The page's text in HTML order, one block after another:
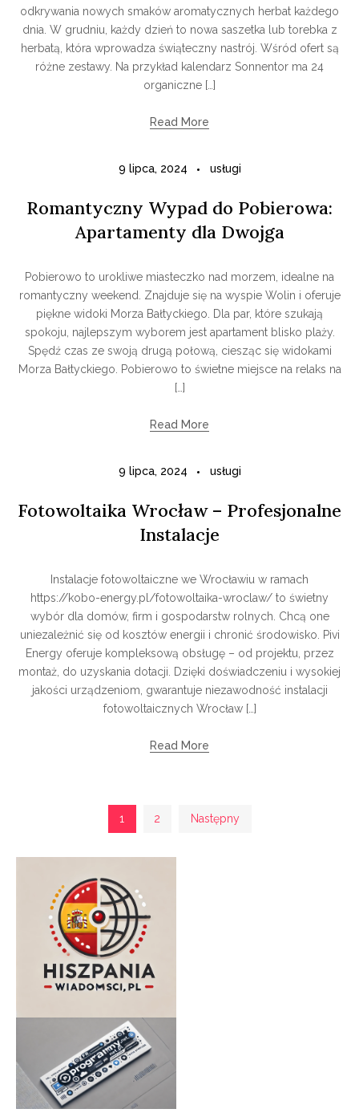
odkrywania nowych smaków aromatycznych herbat każdego
dnia. W grudniu, każdy dzień to nowa saszetka lub torebka z
herbatą, która wprowadza świąteczny nastrój. Wśród ofert są
różne zestawy. Na przykład kalendarz Sonnentor ma 24
organiczne […]
Read More
9 lipca, 2024 usługi
Romantyczny Wypad do Pobierowa:
Apartamenty dla Dwojga
Pobierowo to urokliwe miasteczko nad morzem, idealne na
romantyczny weekend. Znajduje się na wyspie Wolin i oferuje
piękne widoki Morza Bałtyckiego. Dla par, które szukają
spokoju, najlepszym wyborem jest apartament blisko plaży.
Spędź czas ze swoją drugą połową, ciesząc się widokami
Morza Bałtyckiego. Pobierowo to świetne miejsce na relaks na
[…]
Read More
9 lipca, 2024 usługi
Fotowoltaika Wrocław – Profesjonalne
Instalacje
Instalacje fotowoltaiczne we Wrocławiu w ramach
https://kobo-energy.pl/fotowoltaika-wroclaw/ to świetny
wybór dla domów, firm i gospodarstw rolnych. Chcą one
uniezależnić się od kosztów energii i chronić środowisko. Pivi
Energy oferuje kompleksową obsługę – od projektu, przez
montaż, do uzyskania dotacji. Dzięki doświadczeniu i wysokiej
jakości urządzeniom, gwarantuje niezawodność instalacji
fotowoltaicznych Wrocław […]
Read More
Nawigacja
po
wpisach
1 2 Następny